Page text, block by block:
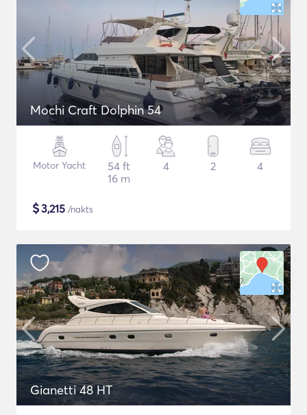
Mochi Craft Dolphin 54
Motor Yacht
54 ft
16 m
4 2 4
$3,215 /nakts
Gianetti 48 HT